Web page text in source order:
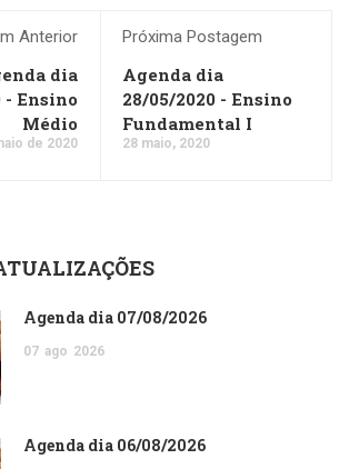
Anterior
dia
- Ensino
Médio
de 2020
Próxima Postagem
Agenda dia
28/05/2020 - Ensino
Fundamental I
28 maio, 2020
Agenda dia 07/08/2026
07 ago 2026
Agenda dia 06/08/2026